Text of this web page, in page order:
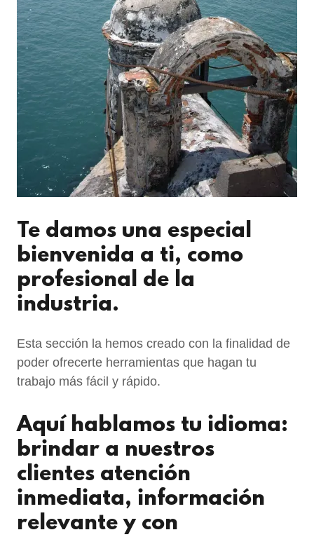
Te damos una especial
bienvenida a ti, como
profesional de la
industria.
Esta sección la hemos creado con la finalidad de
poder ofrecerte herramientas que hagan tu
trabajo más fácil y rápido.
Aquí hablamos tu idioma:
brindar a nuestros
clientes atención
inmediata, información
relevante y con